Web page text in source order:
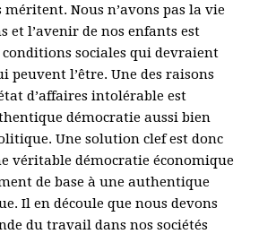
méritent. Nous n’avons pas la vie
et l’avenir de nos enfants est
conditions sociales qui devraient
peuvent l’être. Une des raisons
d’affaires intolérable est
démocratie aussi bien
Une solution clef est donc
véritable démocratie économique
de base à une authentique
Il en découle que nous devons
du travail dans nos sociétés